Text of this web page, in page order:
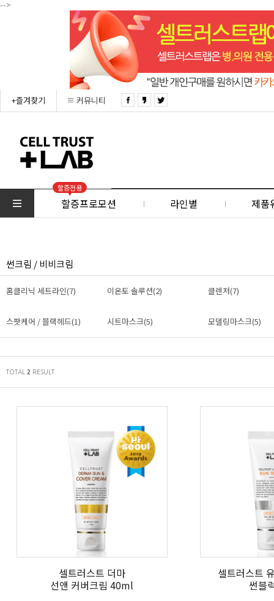
-->
+즐겨찾기 커뮤니티
할증전용
할증프로모션 라인별 제품
썬크림 / 비비크림
홈클리닉 세트라인(7) 이온토 솔루션(2) 클렌저(7)
스팟케어 / 블랙헤드(1) 시트마스크(5) 모델링마스크(5)
TOTAL 2 RESULT.
셀트러스트 더마
선앤 커버크림 40ml
셀트러스트
썬블